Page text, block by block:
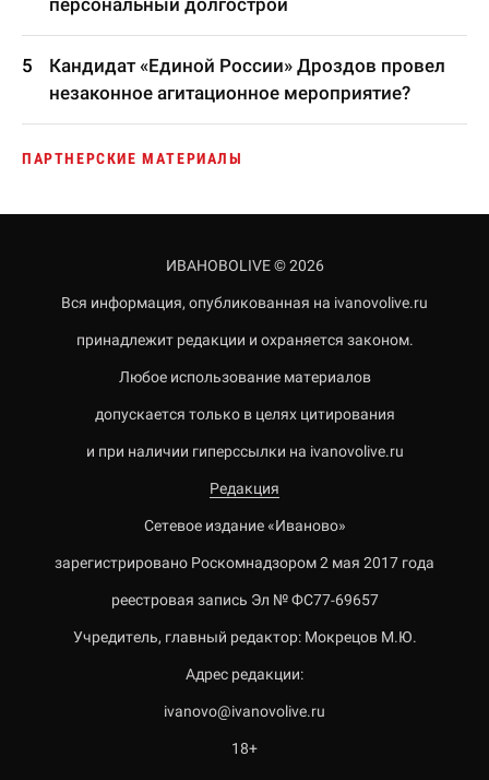
персональный долгострой
Кандидат «Единой России» Дроздов провел
незаконное агитационное мероприятие?
ПАРТНЕРСКИЕ МАТЕРИАЛЫ
ИВАНОВОLIVE © 2026
Вся информация, опубликованная на ivanovolive.ru
принадлежит редакции и охраняется законом.
Любое использование материалов
допускается только в целях цитирования
и при наличии гиперссылки на ivanovolive.ru
Редакция
Сетевое издание «Иваново»
зарегистрировано Роскомнадзором 2 мая 2017 года
реестровая запись Эл № ФС77-69657
Учредитель, главный редактор: Мокрецов М.Ю.
Адрес редакции:
ivanovo@ivanovolive.ru
18+